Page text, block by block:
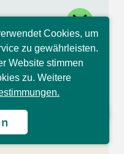
Cookies, um
zu gewährleisten.
Website stimmen
zu. Weitere
bin Sophia und
gerne Ihre
Fragen.
close